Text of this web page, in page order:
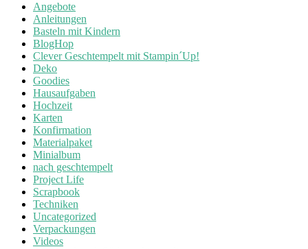
Angebote
Anleitungen
Basteln mit Kindern
BlogHop
Clever Geschtempelt mit Stampin´Up!
Deko
Goodies
Hausaufgaben
Hochzeit
Karten
Konfirmation
Materialpaket
Minialbum
nach geschtempelt
Project Life
Scrapbook
Techniken
Uncategorized
Verpackungen
Videos